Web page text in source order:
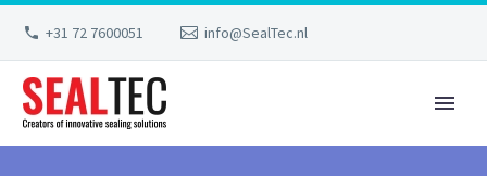
+31 72 7600051 info@SealTec.nl